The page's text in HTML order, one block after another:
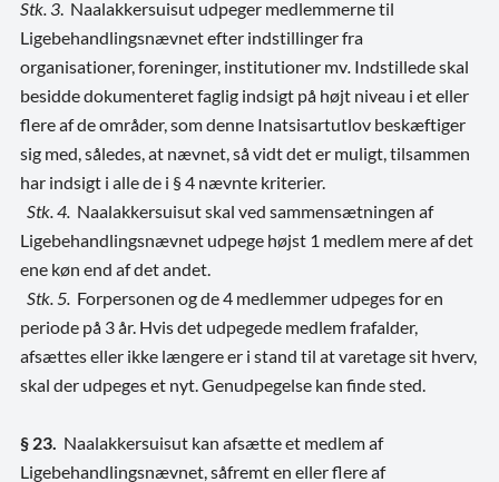
Stk. 3 . Naalakkersuisut udpeger medlemmerne til
Ligebehandlingsnævnet efter indstillinger fra
organisationer, foreninger, institutioner mv Indstillede skal
besidde dokumenteret faglig indsigt på højt niveau i et eller
flere af de områder, som denne Inatsisartutlov beskæftiger
sig med, således, at nævnet, så vidt det er muligt, tilsammen
har indsigt i alle de i § 4 nævnte kriterier.
Stk. 4. Naalakkersuisut skal ved sammensætningen af
Ligebehandlingsnævnet udpege højst 1 medlem mere af det
ene køn end af det andet.
Stk. 5. Forpersonen og de 4 medlemmer udpeges for en
periode på 3 år. Hvis det udpegede medlem frafalder,
afsættes eller ikke længere er i stand til at varetage sit hverv,
skal der udpeges et nyt. Genudpegelse kan finde sted.
§ 23. Naalakkersuisut kan afsætte et medlem af
Ligebehandlingsnævnet, såfremt en eller flere af